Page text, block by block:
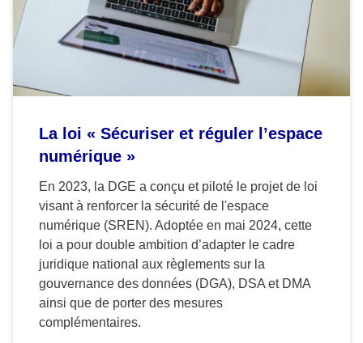
La loi « Sécuriser et réguler l’espace
numérique »
En 2023, la DGE a conçu et piloté le projet de loi
visant à renforcer la sécurité de l'espace
numérique (SREN). Adoptée en mai 2024, cette
loi a pour double ambition d’adapter le cadre
juridique national aux règlements sur la
gouvernance des données (DGA), DSA et DMA
ainsi que de porter des mesures
complémentaires.